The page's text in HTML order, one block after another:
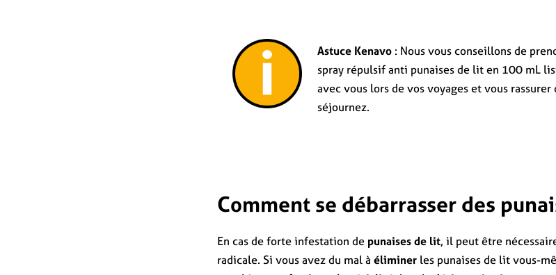
Astuce Kenavo : Nous vous conseillons de
spray répulsif anti punaises de lit en 100 mL
avec vous lors de vos voyages et vous
séjournez.
Comment se débarrasser des
En cas de forte infestation de punaises de lit, il peut être
radicale. Si vous avez du mal à éliminer les punaises de lit vous-